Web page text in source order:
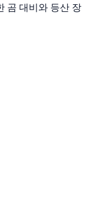
곰 대비와 등산 장